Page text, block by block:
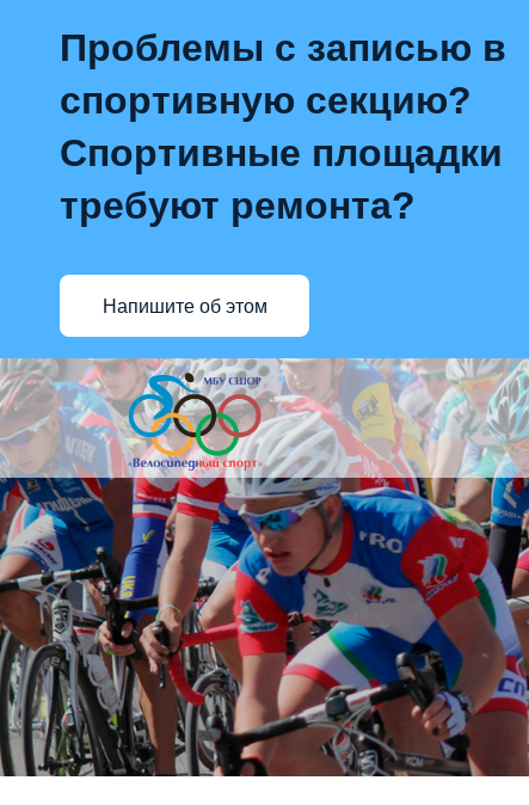
Проблемы с записью в
спортивную секцию?
Спортивные площадки
требуют ремонта?
Напишите об этом